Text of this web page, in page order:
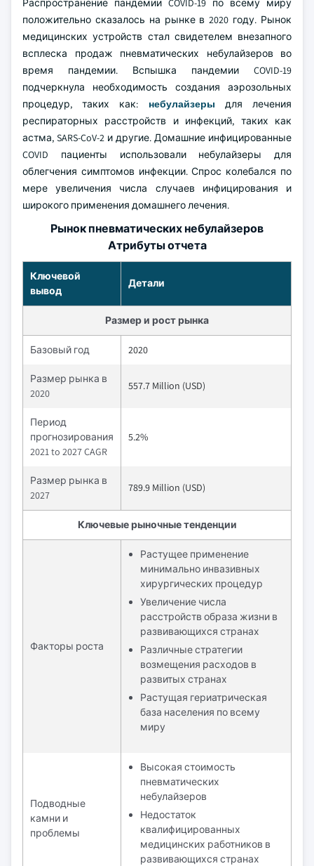
Распространение пандемии COVID-19 по всему миру
положительно сказалось на рынке в 2020 году. Рынок
медицинских устройств стал свидетелем внезапного
всплеска продаж пневматических небулайзеров во
время пандемии. Вспышка пандемии COVID-19
подчеркнула необходимость создания аэрозольных
процедур, таких как: небулайзеры для лечения
респираторных расстройств и инфекций, таких как
астма, SARS-CoV-2 и другие. Домашние инфицированные
COVID пациенты использовали небулайзеры для
облегчения симптомов инфекции. Спрос колебался по
мере увеличения числа случаев инфицирования и
широкого применения домашнего лечения.
Рынок пневматических небулайзеров
Атрибуты отчета
Ключевой
вывод
Детали
Размер и рост рынка
Базовый год 2020
Размер рынка в
2020
557.7 Million (USD)
Период
прогнозирования
2021 to 2027 CAGR
5.2%
Размер рынка в
2027
789.9 Million (USD)
Ключевые рыночные тенденции
Факторы роста
Растущее применение
минимально инвазивных
хирургических процедур
Увеличение числа
расстройств образа жизни в
развивающихся странах
Различные стратегии
возмещения расходов в
развитых странах
Растущая гериатрическая
база населения по всему
миру
Подводные
камни и
проблемы
Высокая стоимость
пневматических
небулайзеров
Недостаток
квалифицированных
медицинских работников в
развивающихся странах